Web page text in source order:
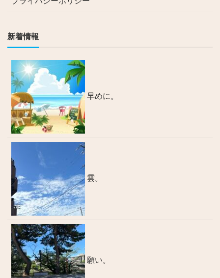
新着情報
早めに。
雲。
願い。